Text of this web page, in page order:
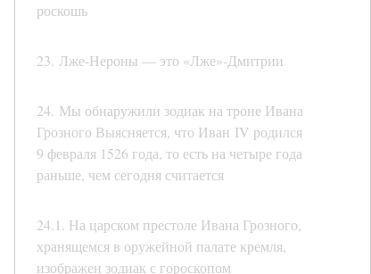
роскошь
23. Лже-Нероны — это «Лже»-Дмитрии
24. Мы обнаружили зодиак на троне Ивана
Грозного Выясняется, что Иван IV родился
9 февраля 1526 года, то есть на четыре года
раньше, чем сегодня считается
24.1. На царском престоле Ивана Грозного,
хранящемся в оружейной палате кремля,
изображен зодиак с гороскопом